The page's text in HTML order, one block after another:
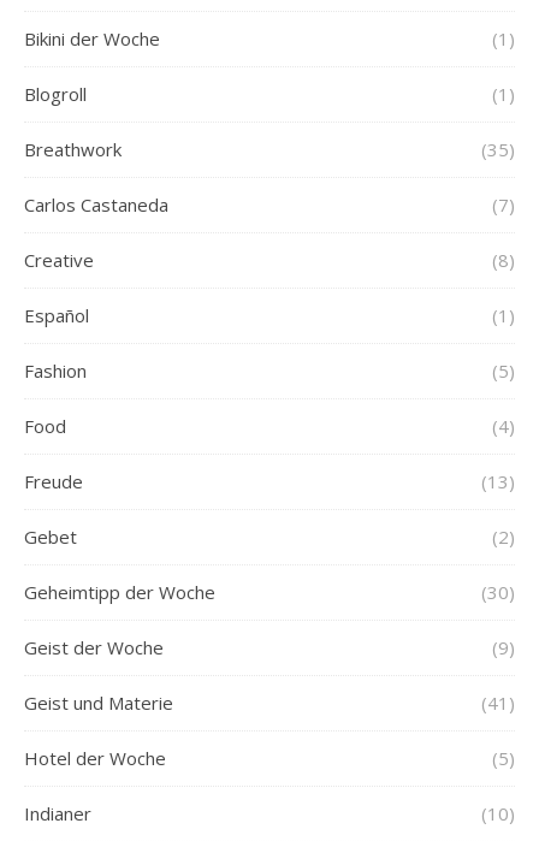
Bikini der Woche (1)
Blogroll (1)
Breathwork (35)
Carlos Castaneda (7)
Creative (8)
Español (1)
Fashion (5)
Food (4)
Freude (13)
Gebet (2)
Geheimtipp der Woche (30)
Geist der Woche (9)
Geist und Materie (41)
Hotel der Woche (5)
Indianer (10)